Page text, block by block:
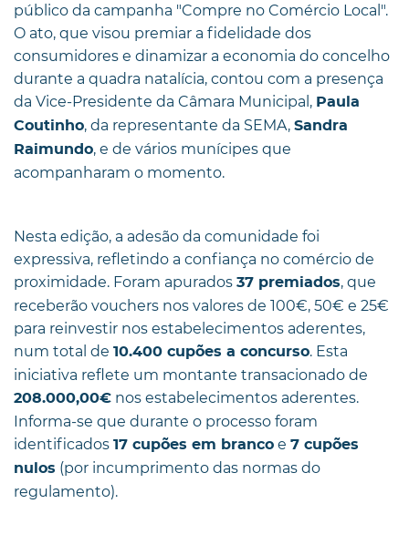
público da campanha "Compre no Comércio Local".
O ato, que visou premiar a fidelidade dos
consumidores e dinamizar a economia do concelho
durante a quadra natalícia, contou com a presença
da Vice-Presidente da Câmara Municipal, Paula
Coutinho, da representante da SEMA, Sandra
Raimundo, e de vários munícipes que
acompanharam o momento.
Nesta edição, a adesão da comunidade foi
expressiva, refletindo a confiança no comércio de
proximidade. Foram apurados 37 premiados, que
receberão vouchers nos valores de 100€, 50€ e 25€
para reinvestir nos estabelecimentos aderentes,
num total de 10.400 cupões a concurso. Esta
iniciativa reflete um montante transacionado de
208.000,00€ nos estabelecimentos aderentes.
Informa-se que durante o processo foram
identificados 17 cupões em branco e 7 cupões
nulos (por incumprimento das normas do
regulamento).